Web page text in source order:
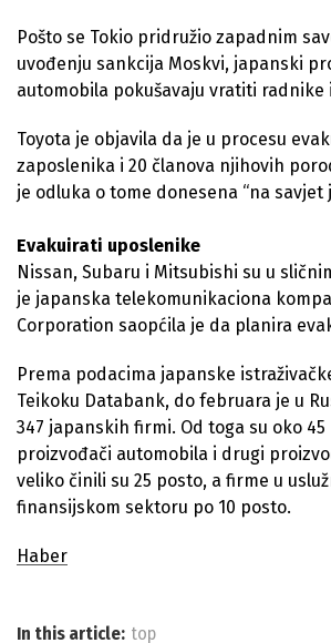
Pošto se Tokio pridružio zapadnim
uvođenju sankcija Moskvi, japanski
automobila pokušavaju vratiti radnike
Toyota je objavila da je u procesu
zaposlenika i 20 članova njihovih
je odluka o tome donesena “na savjet
Evakuirati uposlenike
Nissan, Subaru i Mitsubishi su u
je japanska telekomunikaciona
Corporation saopćila je da planira
Prema podacima japanske
Teikoku Databank, do februara je u
347 japanskih firmi. Od toga su oko
proizvođači automobila i drugi
veliko činili su 25 posto, a firme u
finansijskom sektoru po 10 posto.
Haber
In this article: top